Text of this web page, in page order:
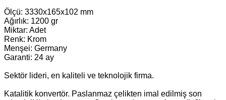
Ölçü: 3330x165x102 mm
Ağırlık: 1200 gr
Miktar: Adet
Renk: Krom
Menşei: Germany
Garanti: 24 ay
Sektör lideri, en kaliteli ve teknolojik firma.
Katalitik konvertör. Paslanmaz çelikten imal edilmiş son